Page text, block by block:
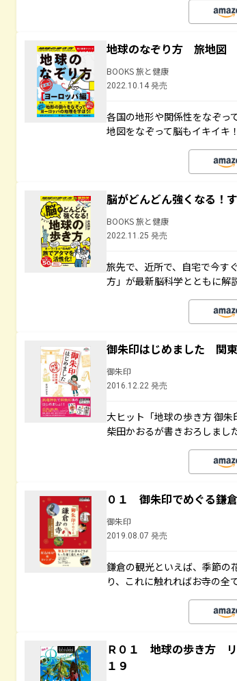
地球のなぞり方 旅地図
BOOKS 旅と健康
2022.10.14 発売
各国の地形や関係性をなぞっ
地図をなぞって脳もイキイキ！
脳がどんどん強くなる！
BOOKS 旅と健康
2022.11.25 発売
旅先で、近所で、自宅で今す
方」が最新脳科学とともに解
御朱印はじめました 関
御朱印
2016.12.22 発売
大ヒット「地球の歩き方 御
柴田かおるが書きおろしまし
０１ 御朱印でめぐる鎌
御朱印
2019.08.07 発売
鎌倉の観光といえば、季節の
り、これに触れればお寺の全
Ｒ０１ 地球の歩き方
１９